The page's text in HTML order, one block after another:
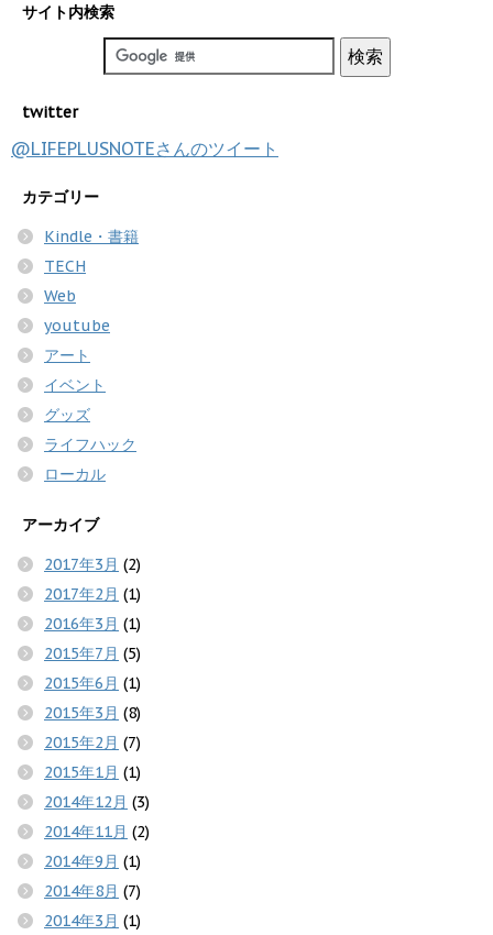
サイト内検索
twitter
@LIFEPLUSNOTEさんのツイート
カテゴリー
Kindle・書籍
TECH
Web
youtube
アート
イベント
グッズ
ライフハック
ローカル
アーカイブ
2017年3月 (2)
2017年2月 (1)
2016年3月 (1)
2015年7月 (5)
2015年6月 (1)
2015年3月 (8)
2015年2月 (7)
2015年1月 (1)
2014年12月 (3)
2014年11月 (2)
2014年9月 (1)
2014年8月 (7)
2014年3月 (1)